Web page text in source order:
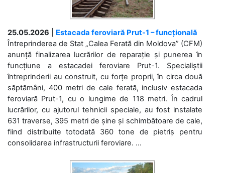
25.05.2026
Estacada feroviară Prut-1 – funcțională
Întreprinderea de Stat „Calea Ferată din Moldova” (CFM)
anunță finalizarea lucrărilor de reparație și punerea în
funcțiune a estacadei feroviare Prut-1. Specialiștii
întreprinderii au construit, cu forțe proprii, în circa două
săptămâni, 400 metri de cale ferată, inclusiv estacada
feroviară Prut-1, cu o lungime de 118 metri. În cadrul
lucrărilor, cu ajutorul tehnicii speciale, au fost instalate
631 traverse, 395 metri de șine și schimbătoare de cale,
fiind distribuite totodată 360 tone de pietriș pentru
consolidarea infrastructurii feroviare. ...